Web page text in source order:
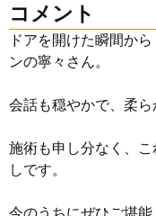
コメント
ドアを開けた瞬間か
ンの寧々さん。
会話も穏やかで、柔ら
施術も申し分なく、
しです。